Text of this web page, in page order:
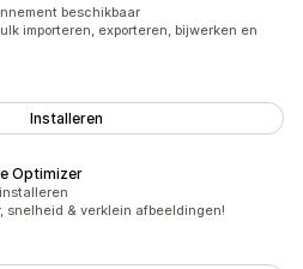
beschikbaar
importeren, exporteren, bijwerken en
Installeren
Optimizer
snelheid & verklein afbeeldingen!